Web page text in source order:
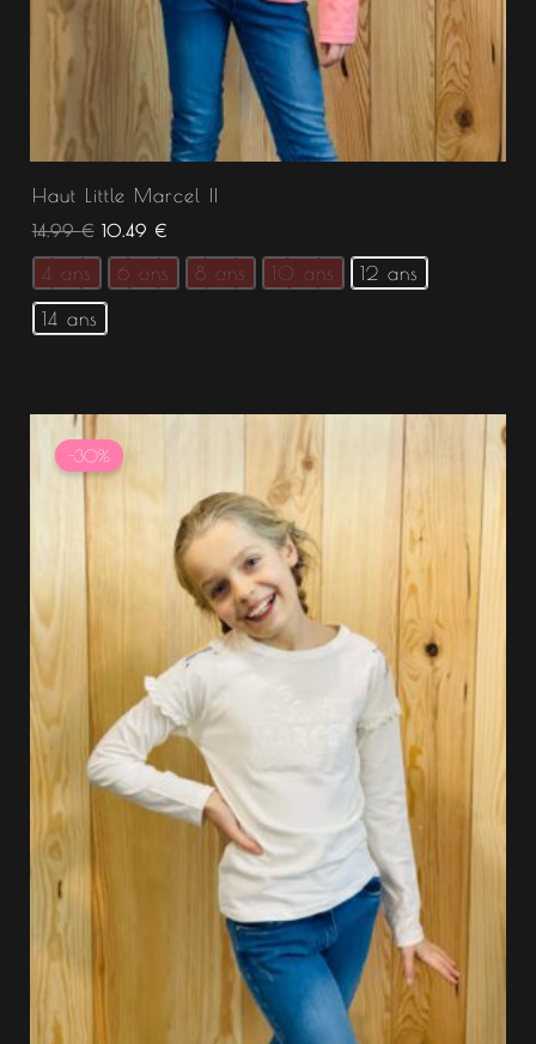
Haut Little Marcel II
14.99€ 10.49 €
4 ans 6 ans 8 ans 10 ans 12 ans
14 ans
-30%
prix
initial
était :
10.49 €.